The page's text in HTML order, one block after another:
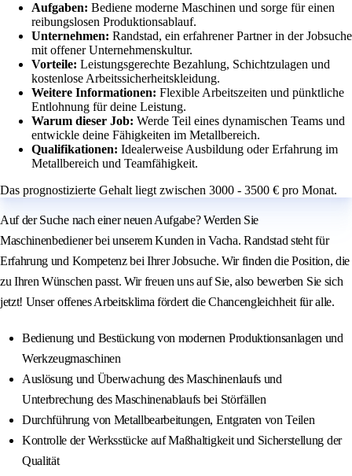
Aufgaben: Bediene moderne Maschinen und sorge für einen
reibungslosen Produktionsablauf.
Unternehmen: Randstad, ein erfahrener Partner in der Jobsuche
mit offener Unternehmenskultur.
Vorteile: Leistungsgerechte Bezahlung, Schichtzulagen und
kostenlose Arbeitssicherheitskleidung.
Weitere Informationen: Flexible Arbeitszeiten und pünktliche
Entlohnung für deine Leistung.
Warum dieser Job: Werde Teil eines dynamischen Teams und
entwickle deine Fähigkeiten im Metallbereich.
Qualifikationen: Idealerweise Ausbildung oder Erfahrung im
Metallbereich und Teamfähigkeit.
Das prognostizierte Gehalt liegt zwischen 3000 - 3500 € pro Monat.
Auf der Suche nach einer neuen Aufgabe? Werden Sie
Maschinenbediener bei unserem Kunden in Vacha. Randstad steht für
Erfahrung und Kompetenz bei Ihrer Jobsuche. Wir finden die Position, die
zu Ihren Wünschen passt. Wir freuen uns auf Sie, also bewerben Sie sich
jetzt! Unser offenes Arbeitsklima fördert die Chancengleichheit für alle.
Bedienung und Bestückung von modernen Produktionsanlagen und
Werkzeugmaschinen
Auslösung und Überwachung des Maschinenlaufs und
Unterbrechung des Maschinenablaufs bei Störfällen
Durchführung von Metallbearbeitungen, Entgraten von Teilen
Kontrolle der Werksstücke auf Maßhaltigkeit und Sicherstellung der
Qualität